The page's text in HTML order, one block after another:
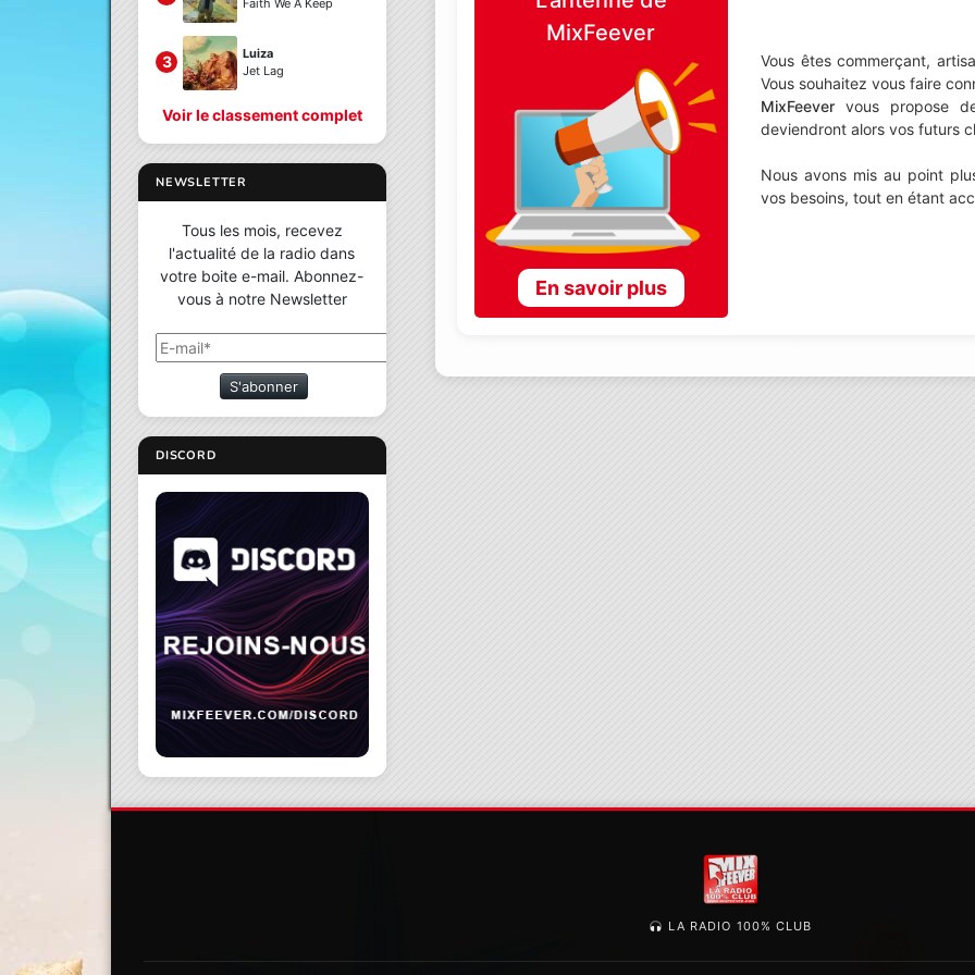
Faith We A Keep
3
Luiza
Jet Lag
Voir le classement complet
NEWSLETTER
Tous les mois, recevez
l'actualité de la radio dans
votre boite e-mail. Abonnez-
vous à notre Newsletter
S'abonner
DISCORD
MixFeever
En savoir plus
Vous êtes commerçant,
Vous souhaitez vous faire
MixFeever vous propose
deviendront alors vos futurs
Nous avons mis au point
vos besoins, tout en étant
LA RADIO 100% CLUB